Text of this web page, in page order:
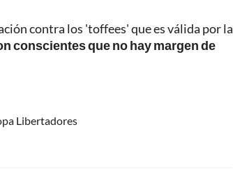
contra los 'toffees' que es válida por la
conscientes que no hay margen de
Libertadores